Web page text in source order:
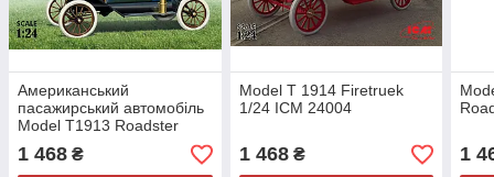
Американський
пасажирський автомобіль
Model T1913 Roadster
1/24 ICM 24001
1 468 ₴
Model T 1914 Firetruek
1/24 ICM 24004
1 468₴ 1